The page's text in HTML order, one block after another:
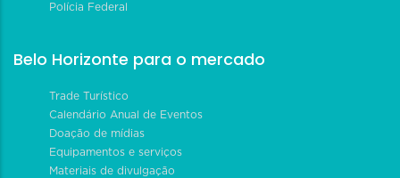
Polícia Federal
Belo Horizonte para o mercado
Trade Turístico
Calendário Anual de Eventos
Doação de mídias
Equipamentos e serviços
Materiais de divulgação